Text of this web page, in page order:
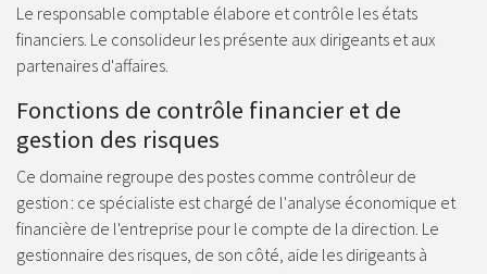
Le responsable comptable élabore et contrôle les états
financiers. Le consolideur les présente aux dirigeants et aux
partenaires d'affaires.
Fonctions de contrôle financier et de
gestion des risques
Ce domaine regroupe des postes comme contrôleur de
gestion : ce spécialiste est chargé de l'analyse économique et
financière de l'entreprise pour le compte de la direction. Le
gestionnaire des risques, de son côté, aide les dirigeants à